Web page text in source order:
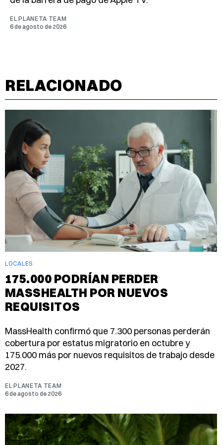
EL PLANETA TEAM
6 de agosto de 2026
RELACIONADO
LOCALES
175.000 PODRÍAN PERDER
MASSHEALTH POR NUEVOS
REQUISITOS
MassHealth confirmó que 7.300 personas perderán
cobertura por estatus migratorio en octubre y
175.000 más por nuevos requisitos de trabajo desde
2027.
EL PLANETA TEAM
6 de agosto de 2026